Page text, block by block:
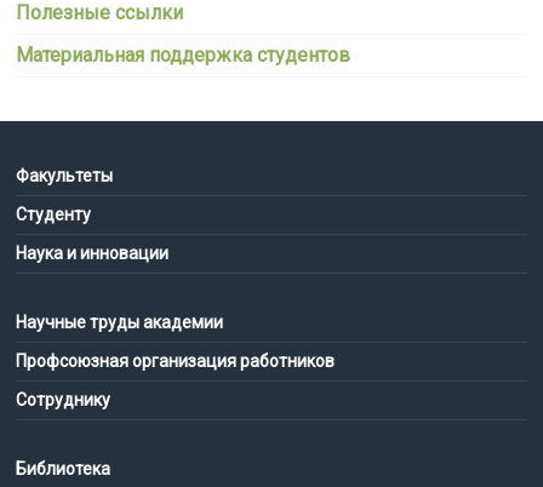
Полезные ссылки
Материальная поддержка студентов
Факультеты
Студенту
Наука и инновации
Научные труды академии
Профсоюзная организация работников
Сотруднику
Библиотека